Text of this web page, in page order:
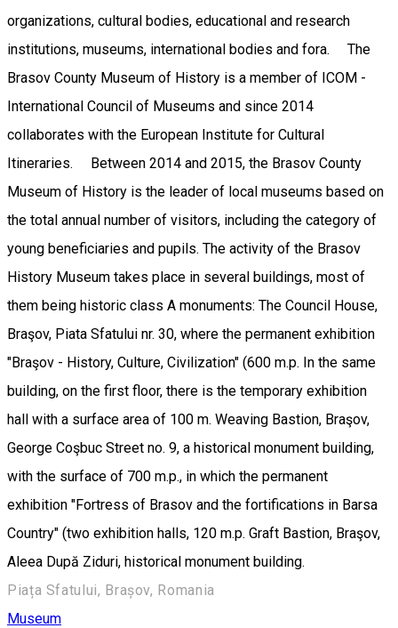
organizations, cultural bodies, educational and research
institutions, museums, international bodies and fora. The
Brasov County Museum of History is a member of ICOM -
International Council of Museums and since 2014
collaborates with the European Institute for Cultural
Itineraries. Between 2014 and 2015, the Brasov County
Museum of History is the leader of local museums based on
the total annual number of visitors, including the category of
young beneficiaries and pupils. The activity of the Brasov
History Museum takes place in several buildings, most of
them being historic class A monuments: The Council House,
Braşov, Piata Sfatului nr. 30, where the permanent exhibition
"Braşov - History, Culture, Civilization" (600 m.p. In the same
building, on the first floor, there is the temporary exhibition
hall with a surface area of ​​100 m. Weaving Bastion, Braşov,
George Coşbuc Street no. 9, a historical monument building,
with the surface of 700 m.p., in which the permanent
exhibition "Fortress of Brasov and the fortifications in Barsa
Country" (two exhibition halls, 120 m.p. Graft Bastion, Braşov,
Aleea După Ziduri, historical monument building.
Piața Sfatului, Brașov, Romania
Museum